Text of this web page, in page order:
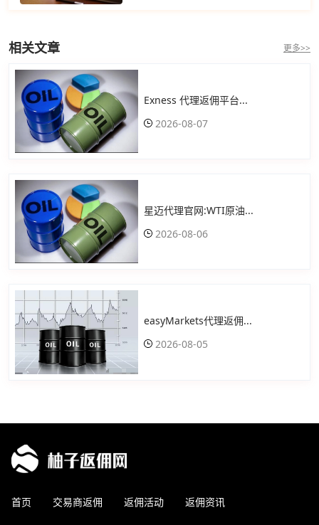
相关文章 更多>>
Exness 代理返佣平台...
2026-08-07
星迈代理官网:WTI原油...
2026-08-06
easyMarkets代理返佣...
2026-08-05
首页 交易商返佣 返佣活动 返佣资讯